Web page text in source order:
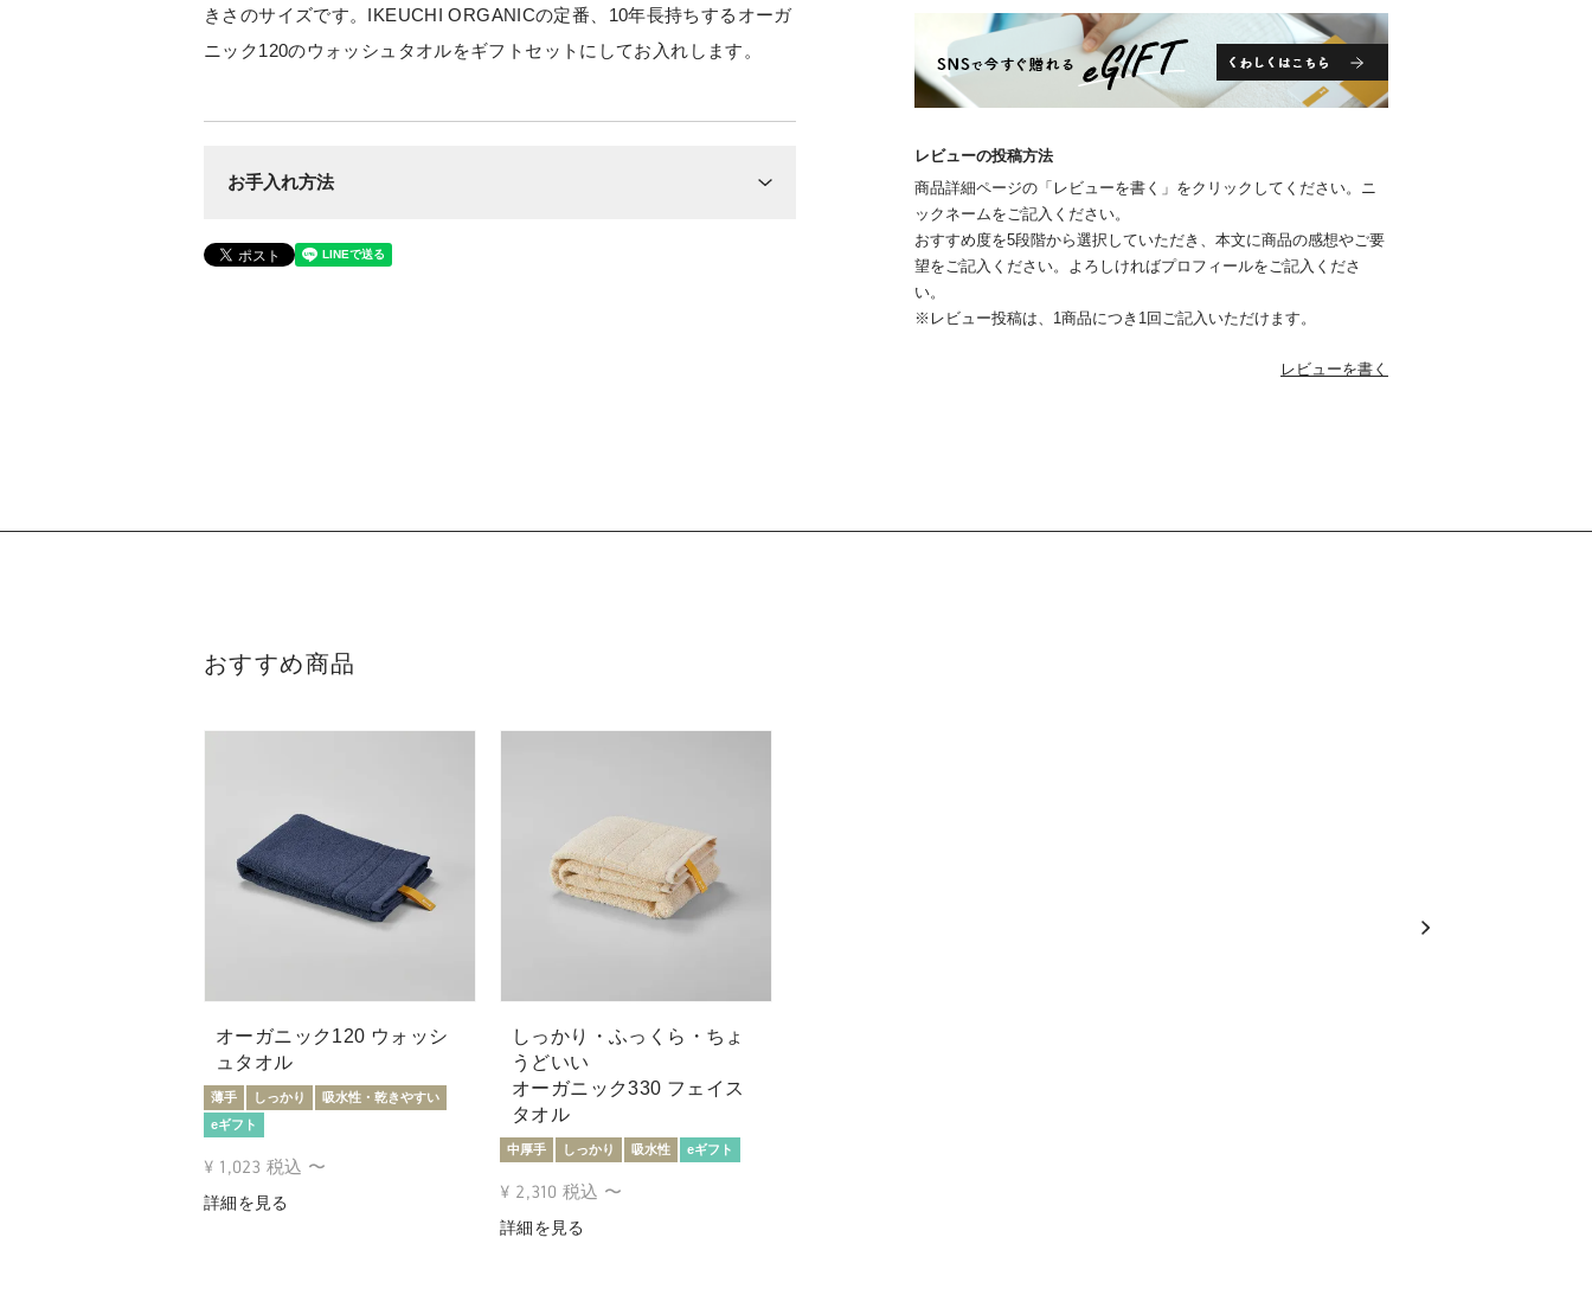
レビューの投稿方法
商品詳細ページの「レビューを書く」をクリックしてください。ニ
ックネームをご記入ください。
おすすめ度を5段階から選択していただき、本文に商品の感想やご要
望をご記入ください。よろしければプロフィールをご記入くださ
い。
※レビュー投稿は、1商品につき1回ご記入いただけます。
レビューを書く
きさのサイズです。IKEUCHI ORGANICの定番、10年長持ちするオーガ
ニック120のウォッシュタオルをギフトセットにしてお入れします。
お手入れ方法
おすすめ商品
オーガニック120 ウォッシ
ュタオル
薄手 しっかり
吸水性・乾きやすい
eギフト
¥ 1,023 税込 〜
詳細を見る
しっかり・ふっくら・ちょ
うどいい
オーガニック330 フェイス
タオル
中厚手 しっかり 吸水性 eギフト
¥ 2,310 税込 〜
詳細を見る